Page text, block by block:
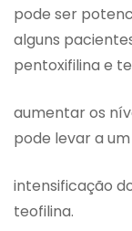
pode ser
alguns
pentoxifilina e
aumentar os
pode levar a
intensificação
teofilina.